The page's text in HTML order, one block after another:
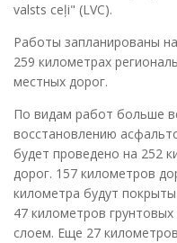
valsts ceļi" (LVC).
Работы запланированы
259 километрах
местных дорог.
По видам работ больше
восстановлению
будет проведено на 252
дорог. 157 километров
километра будут
47 километров
слоем. Еще 27